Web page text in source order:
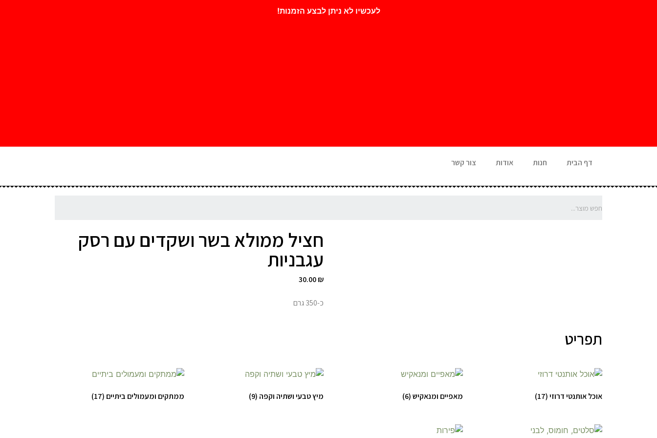
לעכשיו לא ניתן לבצע הזמנות!
דף הבית חנות אודות צור קשר
חציל ממולא בשר ושקדים עם רסק
עגבניות
30.00₪
כ-350 גרם
תפריט
אוכל אותנטי דרוזי(17) מאפיים ומנאקיש(6) מיץ טבעי ושתיה וקפה (9) ממתקים ומעמולים ביתיים (17)